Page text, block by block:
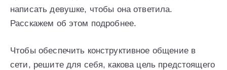
написать девушке, чтобы она ответила.
Расскажем об этом подробнее.
Чтобы обеспечить конструктивное общение в
сети, решите для себя, какова цель предстоящего